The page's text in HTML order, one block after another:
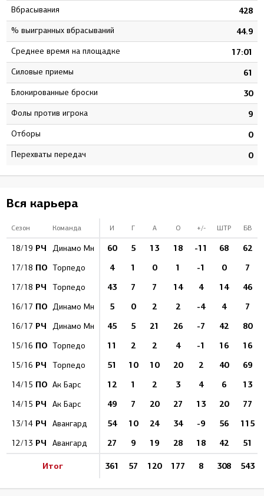
Вбрасывания 428
% выигранных вбрасываний 44.9
Среднее время на площадке 17:01
Силовые приемы 61
Блокированные броски 30
Фолы против игрока 9
Отборы 0
Перехваты передач 0
Вся карьера
Сезон Команда И Г А О +/- ШТР БВ
18/19 РЧ Динамо Мн 60 5 13 18 -11 68 62
17/18 ПО Торпедо 4 1 0 1 -1 0 7
17/18 РЧ Торпедо 43 7 7 14 4 14 46
16/17 ПО Динамо Мн 5 0 2 2 -4 4 7
16/17 РЧ Динамо Мн 45 5 21 26 -7 42 80
15/16 ПО Торпедо 11 2 2 4 -1 16 16
15/16 РЧ Торпедо 51 10 10 20 2 40 69
14/15 ПО Ак Барс 12 1 2 3 4 6 13
14/15 РЧ Ак Барс 49 7 20 27 13 20 77
13/14 РЧ Авангард 54 10 24 34 -9 56 115
12/13 РЧ Авангард 27 9 19 28 18 42 51
Итог 361 57 120 177 8 308 543